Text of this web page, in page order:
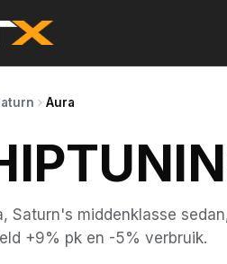
Aura
Saturn's middenklasse
+9% pk en -5% verbruik.